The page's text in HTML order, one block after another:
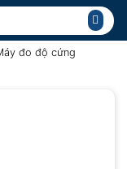
đo độ cứng